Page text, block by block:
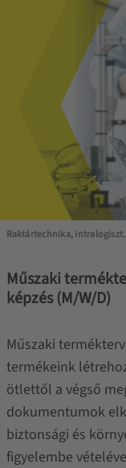
Műszaki
képzés (M/W/D)
Műszaki
termékeink
ötlettől a végső
dokumentumok
biztonsági és
figyelembe